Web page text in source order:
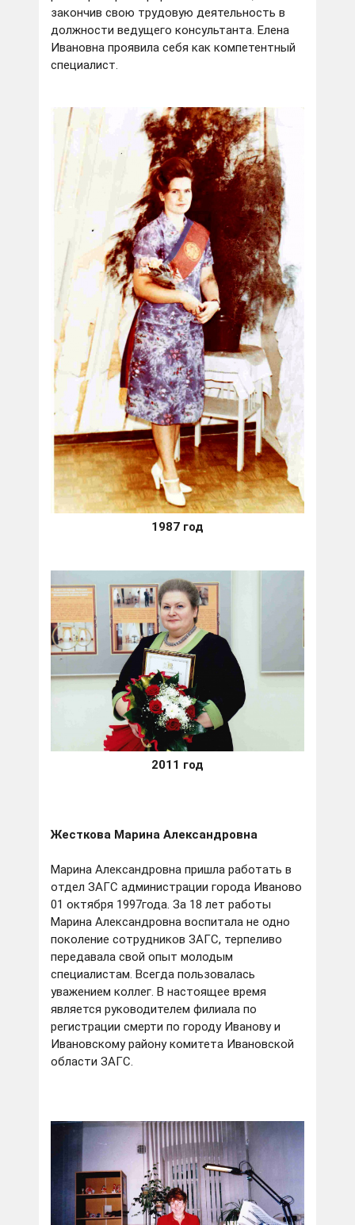
закончив свою трудовую деятельность в
должности ведущего консультанта. Елена
Ивановна проявила себя как компетентный
специалист.
1987 год
2011 год
Жесткова Марина Александровна
Марина Александровна пришла работать в
отдел ЗАГС администрации города Иваново
01 октября 1997года. За 18 лет работы
Марина Александровна воспитала не одно
поколение сотрудников ЗАГС, терпеливо
передавала свой опыт молодым
специалистам. Всегда пользовалась
уважением коллег. В настоящее время
является руководителем филиала по
регистрации смерти по городу Иванову и
Ивановскому району комитета Ивановской
области ЗАГС.